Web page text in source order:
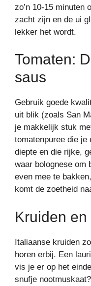
zo’n 10-15 minuten
zacht zijn en de ui
lekker het wordt.
Tomaten:
saus
Gebruik goede
uit blik (zoals San
je makkelijk stuk
tomatenpuree die je
diepte en die rijke,
waar bolognese om
even mee te
komt de zoetheid
Kruiden
Italiaanse kruiden
horen erbij. Een
vis je er op het
snufje